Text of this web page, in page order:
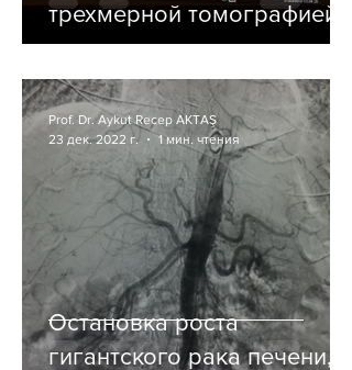
трехмерной томографией
Остановка роста
гигантского рака печени,
Prof. Dr. Aykut Recep AKTAŞ
23 дек. 2022 г.
1 мин. чтения